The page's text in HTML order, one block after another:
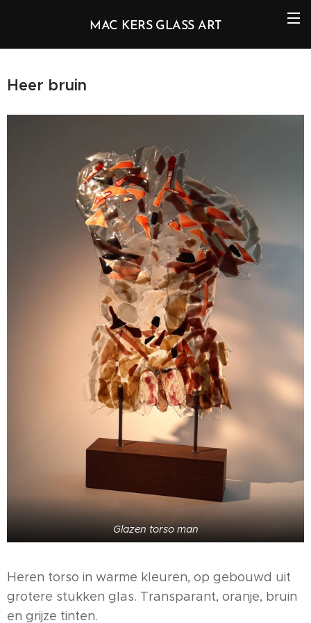
MAC KERS GLASS ART
Heer bruin
Glazen torso man
Heren torso in warme kleuren, op gebouwd uit
grotere stukken glas. Transparant, oranje, bruin
en grijze tinten.